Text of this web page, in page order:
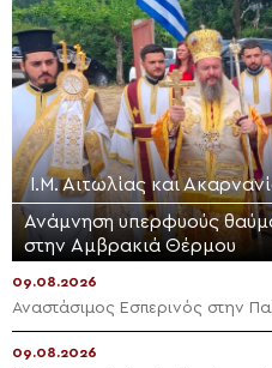
Ι.Μ. Αιτωλίας και
Ανάμνηση υπερφυούς
στην Αμβρακιά Θέρμου
09.08.2026
Αναστάσιμος Εσπερινός στην
09.08.2026